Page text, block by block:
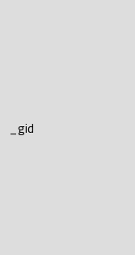
_gid